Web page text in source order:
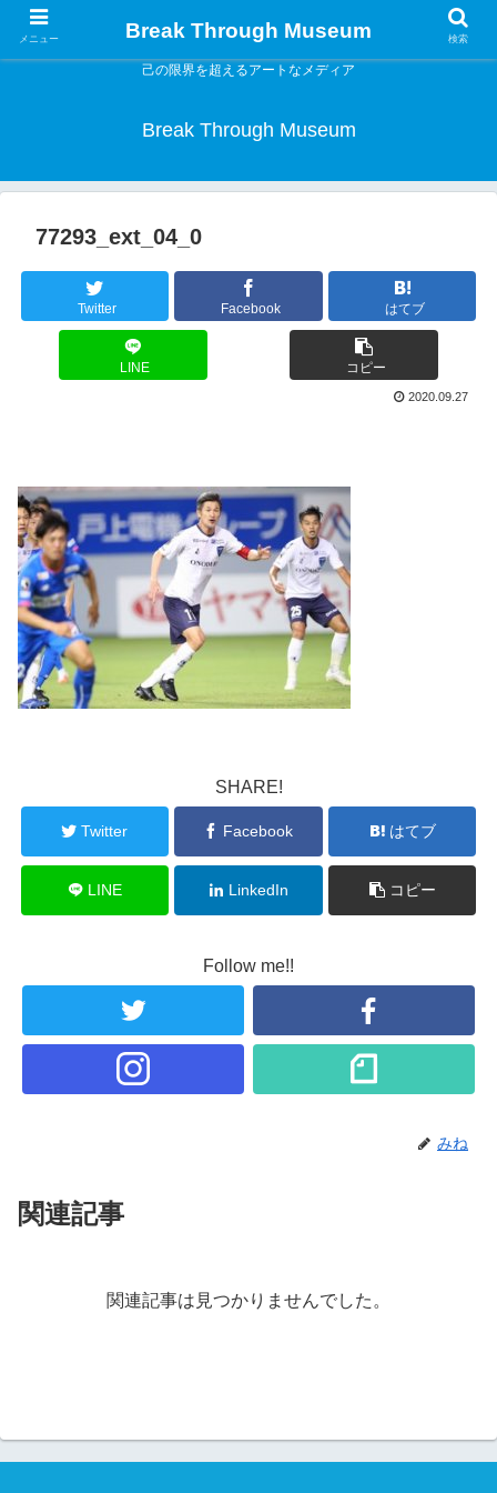
己の限界を超えるアートなメディア
Break Through Museum
77293_ext_04_0
Twitter Facebook はてブ
LINE コピー
2020.09.27
SHARE!
Twitter Facebook はてブ
LINE LinkedIn コピー
Follow me!!
みね
関連記事
関連記事は見つかりませんでした。
メニュー Break Through Museum 検索